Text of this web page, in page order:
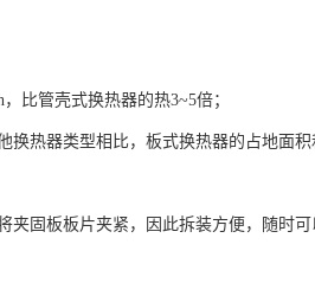
比管壳式换热器的热3~5倍；
换热器类型相比，板式换热器的占地面
夹固板板片夹紧，因此拆装方便，随时